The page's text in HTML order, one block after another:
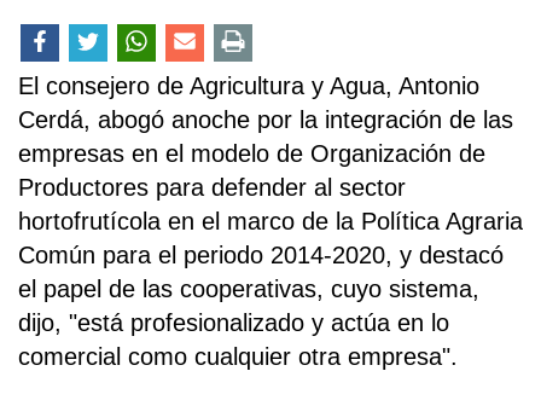
El consejero de Agricultura y Agua, Antonio
Cerdá, abogó anoche por la integración de las
empresas en el modelo de Organización de
Productores para defender al sector
hortofrutícola en el marco de la Política Agraria
Común para el periodo 2014-2020, y destacó
el papel de las cooperativas, cuyo sistema,
dijo, "está profesionalizado y actúa en lo
comercial como cualquier otra empresa".